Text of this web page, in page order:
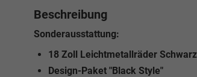
Beschreibung
Sonderausstattung:
18 Zoll Leichtmetallräder
Design-Paket "Black Style"